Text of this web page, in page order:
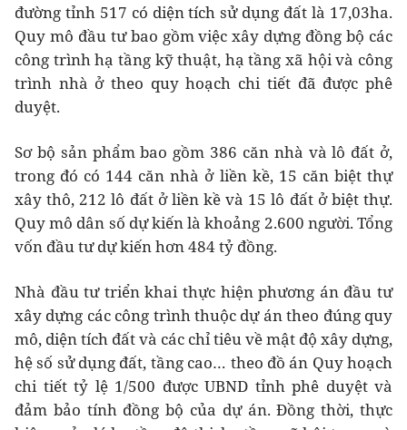
đường tỉnh 517 có diện tích sử dụng đất là 17,03ha.
Quy mô đầu tư bao gồm việc xây dựng đồng bộ các
công trình hạ tầng kỹ thuật, hạ tầng xã hội và công
trình nhà ở theo quy hoạch chi tiết đã được phê
duyệt.
Sơ bộ sản phẩm bao gồm 386 căn nhà và lô đất ở,
trong đó có 144 căn nhà ở liền kề, 15 căn biệt thự
xây thô, 212 lô đất ở liền kề và 15 lô đất ở biệt thự.
Quy mô dân số dự kiến là khoảng 2.600 người. Tổng
vốn đầu tư dự kiến hơn 484 tỷ đồng.
Nhà đầu tư triển khai thực hiện phương án đầu tư
xây dựng các công trình thuộc dự án theo đúng quy
mô, diện tích đất và các chỉ tiêu về mật độ xây dựng,
hệ số sử dụng đất, tầng cao… theo đồ án Quy hoạch
chi tiết tỷ lệ 1/500 được UBND tỉnh phê duyệt và
đảm bảo tính đồng bộ của dự án. Đồng thời, thực